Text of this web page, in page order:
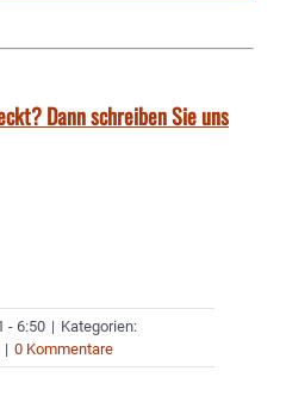
Dann schreiben Sie uns
- 6:50 | Kategorien:
| 0 Kommentare